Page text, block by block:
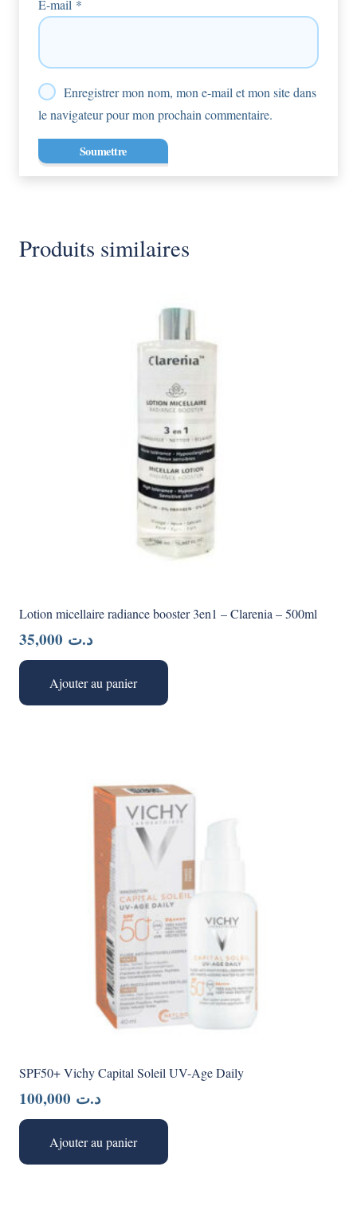
E-mail *
Enregistrer mon nom, mon e-mail et mon site dans
le navigateur pour mon prochain commentaire.
Produits similaires
Lotion micellaire radiance booster 3en1 – Clarenia – 500ml
د.ت
Ajouter au panier
SPF50+ Vichy Capital Soleil UV-Age Daily
د.ت
Ajouter au panier